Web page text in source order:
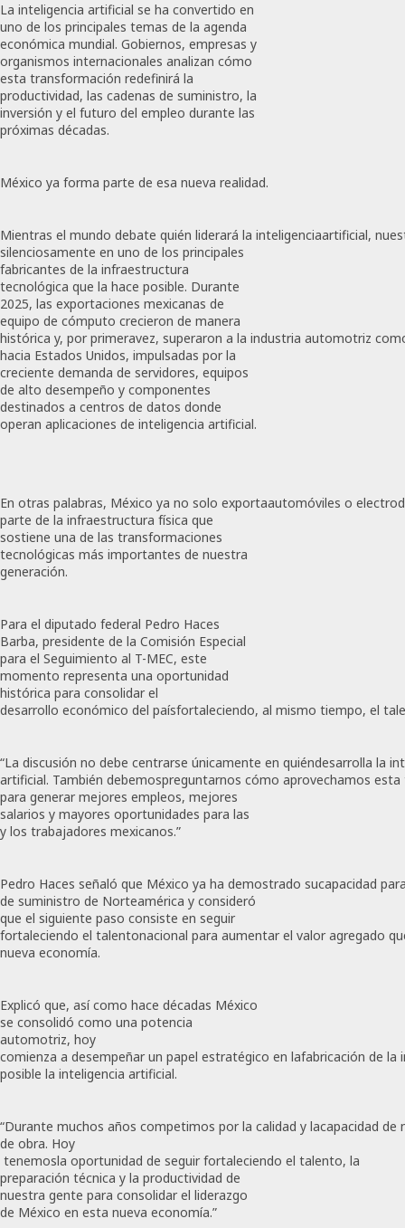
La inteligencia artificial se ha convertido en
uno de los principales temas de la agenda
económica​ mundial. Gobiernos, empresas y
organismos internacionales analizan cómo
esta transformación redefinirá la
productividad, las cadenas de suministro, la
inversión y el futuro del empleo durante las
próximas décadas.
México ya forma parte de esa nueva realidad.
Mientras el mundo debate quién liderará la inteligenciaartificial,
silenciosamente en uno de los principales
fabricantes de la infraestructura
tecnológica que la hace posible. Durante
2025, las exportaciones mexicanas de
equipo de cómputo crecieron de manera
histórica y, por primeravez, superaron a la industria automotriz
hacia Estados Unidos, impulsadas por la
creciente demanda de servidores, equipos
de alto desempeño y componentes
destinados a centros de datos donde
operan aplicaciones de inteligencia artificial.
En otras palabras, México ya no solo exportaautomóviles o
parte de la infraestructura física que
sostiene una de las transformaciones
tecnológicas más importantes de nuestra
generación.
Para el diputado federal Pedro Haces
Barba, presidente de la Comisión Especial
para el Seguimiento al T-MEC, este
momento representa una oportunidad
histórica para consolidar el
desarrollo económico del paísfortaleciendo, al mismo tiempo, el
“La discusión no debe centrarse únicamente en quiéndesarrolla la
artificial. También debemospreguntarnos cómo aprovechamos
para generar mejores empleos, mejores
salarios y mayores oportunidades para las
y los trabajadores mexicanos.”
Pedro Haces señaló que México ya ha demostrado sucapacidad
de suministro de Norteamérica y consideró
que el siguiente paso consiste en seguir
fortaleciendo el talentonacional para aumentar el valor agregado
nueva economía.
Explicó que, así como hace décadas México
se consolidó como una potencia
automotriz, hoy
comienza a desempeñar un papel estratégico en lafabricación de la
posible la inteligencia artificial.
“Durante muchos años competimos por la calidad y lacapacidad de
de obra. Hoy​
tenemosla oportunidad de seguir fortaleciendo el talento, la
preparación técnica y la productividad de
nuestra gente para consolidar el liderazgo
de México en esta nueva economía.”